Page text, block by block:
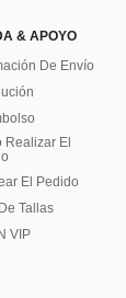
& APOYO
De Envío
Realizar El
El Pedido
Tallas
VIP